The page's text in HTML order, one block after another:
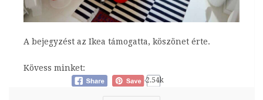
A bejegyzést az Ikea támogatta, köszönet érte.
Kövess minket:
2.54k